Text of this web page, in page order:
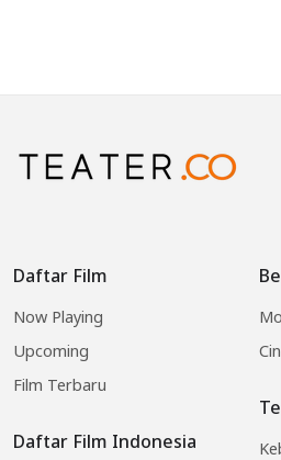
Daftar Film
Now Playing
Upcoming
Film Terbaru
Daftar Film Indonesia